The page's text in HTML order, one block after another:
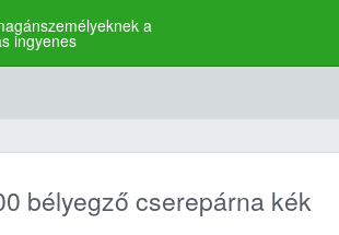
a
ingyenes
bélyegző cserepárna kék